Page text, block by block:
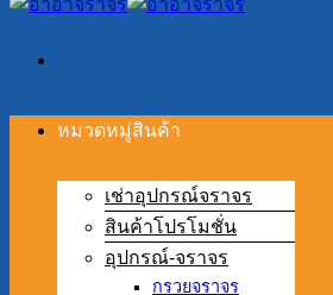
หมวดหมู่สินค้า
เช่าอุปกรณ์จราจร
สินค้าโปรโมชั่น
อุปกรณ์-จราจร
กรวยจราจร